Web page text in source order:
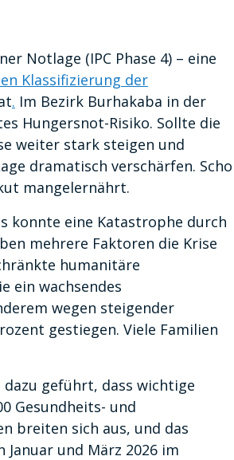
Notlage (IPC Phase 4) – eine
Klassifizierung der
. Im Bezirk Burhakaba in der
Hungersnot-Risiko. Sollte die
weiter stark steigen und
dramatisch verschärfen.
mangelernährt.
konnte eine Katastrophe durch
mehrere Faktoren die Krise
humanitäre
ein wachsendes
wegen steigender
gestiegen. Viele Familien
geführt, dass wichtige
Gesundheits- und
breiten sich aus, und das
und März 2026 im